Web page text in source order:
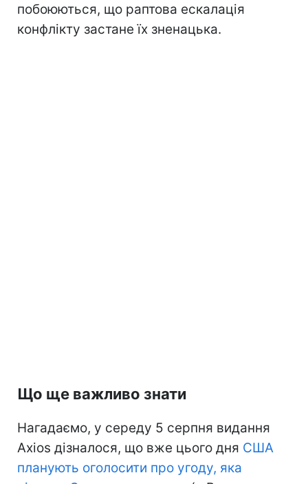
побоюються, що раптова ескалація
конфлікту застане їх зненацька.
Що ще важливо знати
Нагадаємо, у середу 5 серпня видання
Axios дізналося, що вже цього дня США
планують оголосити про угоду, яка